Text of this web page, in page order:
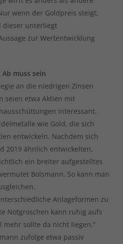
wenn der Goldpreis steigt,
dieser unterliegt
zur Wertentwicklung
muss sein
an die niedrigen Zinsen
seien etwa Aktien mit
interessant.
wie Gold, die sich
entwickeln. Nachdem sich
2019 ähnlich entwickelten,
ein breiter aufgestelltes
Bolsmann. So kann man
Anlageformen zu
Notgroschen kann ruhig aufs
mehr sollte da nicht liegen.”
zufolge etwa passiv